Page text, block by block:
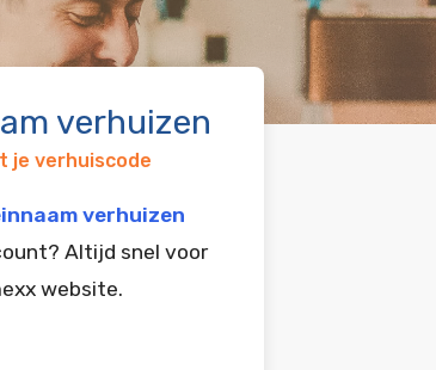
verhuizen
je verhuiscode
verhuizen
Altijd snel voor
website.